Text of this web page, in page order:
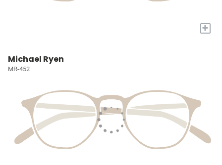
+
Michael Ryen
MR-452